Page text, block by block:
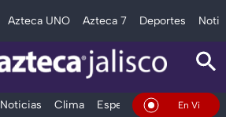
Azteca UNO Azteca 7 Deportes
Noticias Clima Espectáculos Deportes
En Vivo